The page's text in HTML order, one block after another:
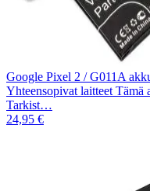
Google Pixel 2 / G011A
Yhteensopivat laitteet
Tarkist…
24,95 €